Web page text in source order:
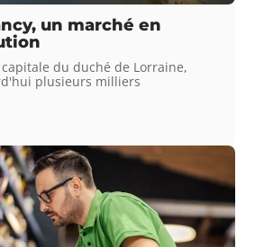
un marché en
du duché de Lorraine,
plusieurs milliers